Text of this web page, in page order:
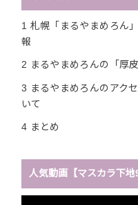
1 札幌「まるやまめろん
報
2 まるやまめろんの「厚
3 まるやまめろんのアク
いて
4 まとめ
人気動画【マスカラ下地